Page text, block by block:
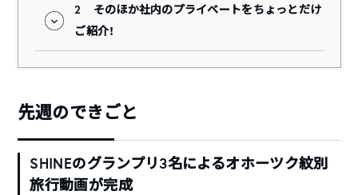
2
そのほか社内のプライベートをちょっとだけ
ご紹介！
先週のできごと
SHINEのグランプリ3名によるオホーツク紋別
旅行動画が完成